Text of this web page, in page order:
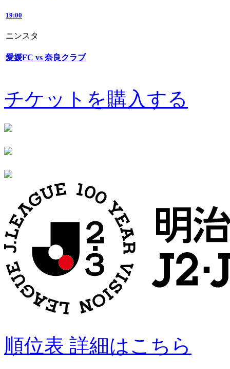
19:00
ニンスタ
愛媛FC vs 奈良クラブ
チケットを購入する
順位表 詳細はこちら